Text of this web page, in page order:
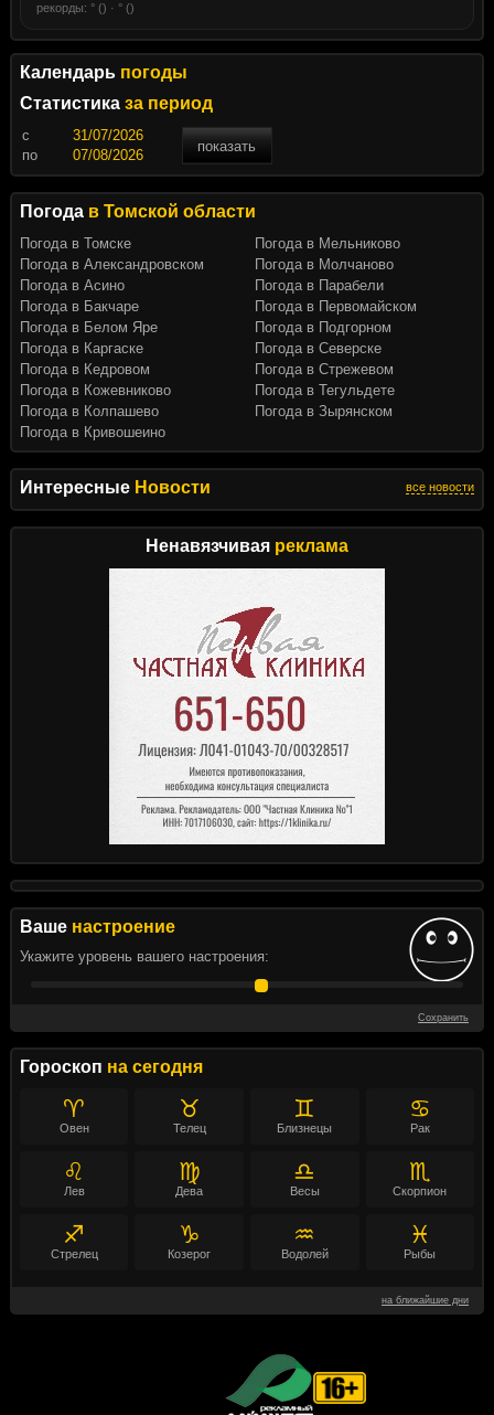
Интересные Новости все новости
Ненавязчивая реклама
Ваше настроение
Укажите уровень вашего настроения:
Сохранить
Гороскоп на сегодня
♈
Овен
♉
Телец
♊
Близнецы
♋
Рак
♌
Лев
♍
Дева
♎
Весы
♏
Скорпион
♐
Стрелец
♑
Козерог
♒
Водолей
♓
Рыбы
на ближайшие дни
рекорды: ° () · ° ()
Календарь погоды
Статистика за период
c
показать
по
Погода в Томской области
Погода в Томске
Погода в Александровском
Погода в Асино
Погода в Бакчаре
Погода в Белом Яре
Погода в Каргаске
Погода в Кедровом
Погода в Кожевниково
Погода в Колпашево
Погода в Кривошеино
Погода в Мельниково
Погода в Молчаново
Погода в Парабели
Погода в Первомайском
Погода в Подгорном
Погода в Северске
Погода в Стрежевом
Погода в Тегульдете
Погода в Зырянском